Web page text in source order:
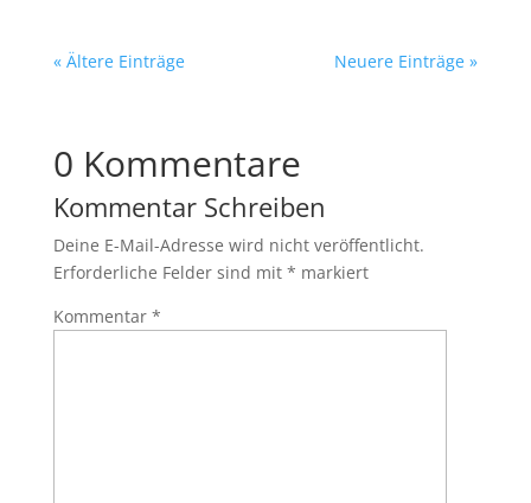
« Ältere Einträge Neuere Einträge »
0 Kommentare
Kommentar Schreiben
Deine E-Mail-Adresse wird nicht veröffentlicht.
Erforderliche Felder sind mit * markiert
Kommentar *